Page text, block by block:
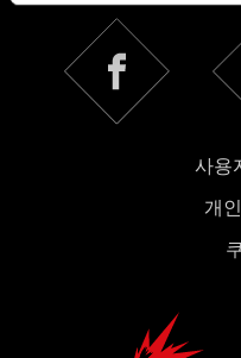
쿠키 사용에 관한 세부
"Settings" 메뉴에서 확인
사용
개